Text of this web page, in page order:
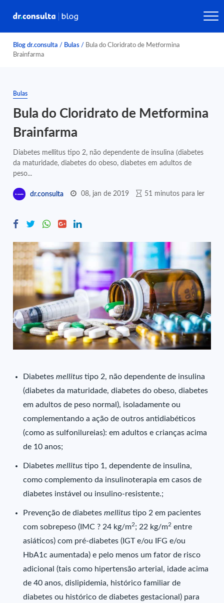
Blog dr.consulta / Bulas / Bula do Cloridrato de Metformina
Brainfarma
Bulas
Bula do Cloridrato de Metformina
Brainfarma
Diabetes mellitus tipo 2, não dependente de insulina (diabetes
da maturidade, diabetes do obeso, diabetes em adultos de
peso...
dr.consulta 08, jan de 2019 51 minutos para ler
Diabetesmellitus tipo 2, não dependente de insulina
(diabetes da maturidade, diabetes do obeso, diabetes
em adultos de peso normal), isoladamente ou
complementando a ação de outros antidiabéticos
(como as sulfonilureias): em adultos e crianças acima
de 10 anos;
Diabetesmellitustipo 1, dependente de insulina,
como complemento da insulinoterapia em casos de
diabetes instável ou insulino-resistente.;
Prevenção de diabetesmellitustipo 2 em pacientes
com sobrepeso (IMC ? 24 kg/m2; 22 kg/m2 entre
asiáticos) com pré-diabetes (IGT e/ou IFG e/ou
HbA1c aumentada) e pelo menos um fator de risco
adicional (tais como hipertensão arterial, idade acima
de 40 anos, dislipidemia, histórico familiar de
diabetes ou histórico de diabetes gestacional) para